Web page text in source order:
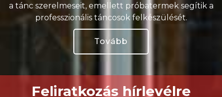
a tánc szerelmeseit, emellett próbatermek segítik a
professzionális táncosok felkészülését.
Tovább
Feliratkozás hírlevélre